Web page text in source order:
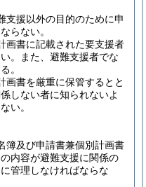
支援以外の目的のために申
らない。
画書に記載された要支援者
。
また、避難支援者でな
。
画書を厳重に保管するとと
しない者に知られないよ
い。
簿及び申請書兼個別計画書
内容が避難支援に関係の
管理しなければならな